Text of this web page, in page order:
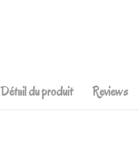
Détail du produit Reviews